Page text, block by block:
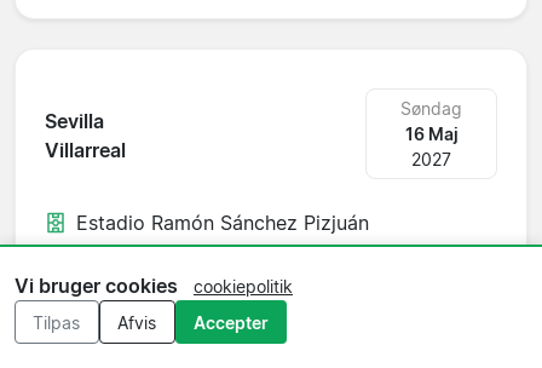
Sevilla
Villarreal
Søndag
16 Maj
2027
Estadio Ramón Sánchez Pizjuán
Vi bruger cookies
cookiepolitik
Tilpas
Afvis Accepter